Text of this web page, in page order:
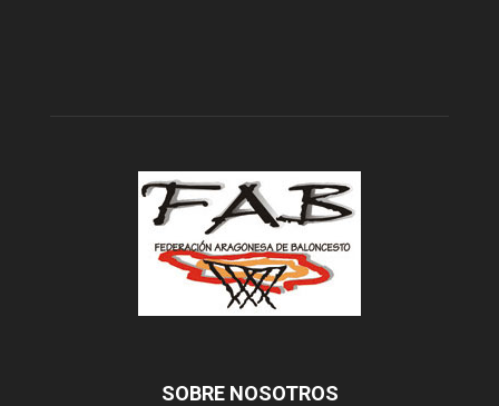
SOBRE NOSOTROS